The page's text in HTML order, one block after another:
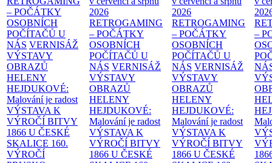
– POČÁTKY
OSOBNÍCH
POČÍTAČŮ U
NÁS VERNISÁŽ
VÝSTAVY
OBRAZŮ
HELENY
HEJDUKOVÉ:
Malování je radost
VÝSTAVA K
VÝROČÍ BITVY
1866 U ČESKÉ
SKALICE 160.
VÝROČÍ
2026
RETROGAMING
– POČÁTKY
OSOBNÍCH
POČÍTAČŮ U
NÁS VERNISÁŽ
VÝSTAVY
OBRAZŮ
HELENY
HEJDUKOVÉ:
Malování je radost
VÝSTAVA K
VÝROČÍ BITVY
1866 U ČESKÉ
2026
RETROGAMING
– POČÁTKY
OSOBNÍCH
POČÍTAČŮ U
NÁS VERNISÁŽ
VÝSTAVY
OBRAZŮ
HELENY
HEJDUKOVÉ:
Malování je radost
VÝSTAVA K
VÝROČÍ BITVY
1866 U ČESKÉ
–